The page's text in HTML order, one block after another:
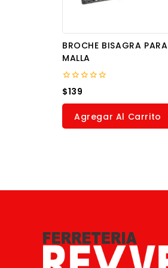
BROCHE BISAGRA PARA
MALLA
0
out
of
$139
Agregar Al Carrito